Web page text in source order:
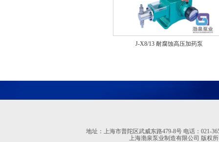
J-X8/13 耐腐蚀高压加药泵
地址：上海市普陀区武威东路479-8号 电话：021-
上海渤泉泵业制造有限公司 版权